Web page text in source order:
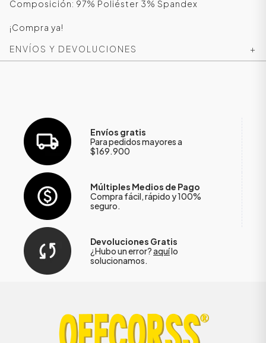
Composición: 97% Poliéster 3% Spandex
¡Compra ya!
ENVÍOS Y DEVOLUCIONES
+
Envíos gratis
Para pedidos mayores a
$169.900
Múltiples Medios de Pago
Compra fácil, rápido y 100%
seguro.
Devoluciones Gratis
¿Hubo un error?aquílo
solucionamos.